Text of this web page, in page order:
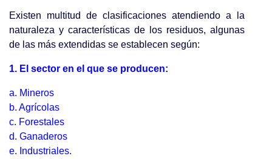
Existen multitud de clasificaciones atendiendo a la
naturaleza y características de los residuos, algunas
de las más extendidas se establecen según:
1. El sector en el que se producen:
a. Mineros
b. Agrícolas
c. Forestales
d. Ganaderos
e. Industriales.